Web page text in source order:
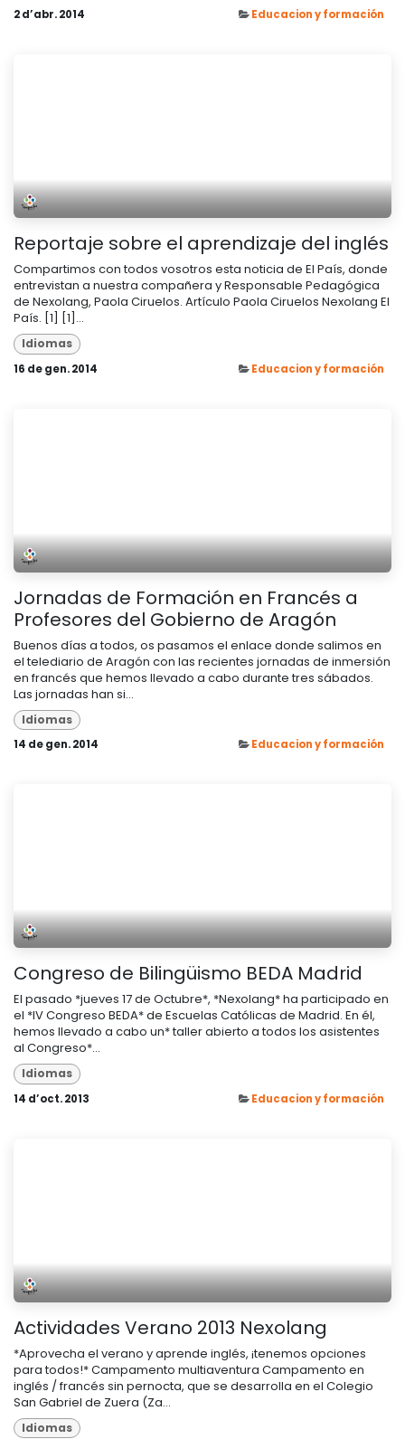
2 d’abr. 2014 Educacion y formación
Reportaje sobre el aprendizaje del inglés
Compartimos con todos vosotros esta noticia de El País, donde
entrevistan a nuestra compañera y Responsable Pedagógica
de Nexolang, Paola Ciruelos. Artículo Paola Ciruelos Nexolang El
País. [1] [1]...
Idiomas
16 de gen. 2014 Educacion y formación
Jornadas de Formación en Francés a
Profesores del Gobierno de Aragón
Buenos días a todos, os pasamos el enlace donde salimos en
el telediario de Aragón con las recientes jornadas de inmersión
en francés que hemos llevado a cabo durante tres sábados.
Las jornadas han si...
Idiomas
14 de gen. 2014 Educacion y formación
Congreso de Bilingüismo BEDA Madrid
El pasado *jueves 17 de Octubre*, *Nexolang* ha participado en
el *IV Congreso BEDA* de Escuelas Católicas de Madrid. En él,
hemos llevado a cabo un* taller abierto a todos los asistentes
al Congreso*...
Idiomas
14 d’oct. 2013 Educacion y formación
Actividades Verano 2013 Nexolang
*Aprovecha el verano y aprende inglés, ¡tenemos opciones
para todos!* Campamento multiaventura Campamento en
inglés / francés sin pernocta, que se desarrolla en el Colegio
San Gabriel de Zuera (Za...
Idiomas